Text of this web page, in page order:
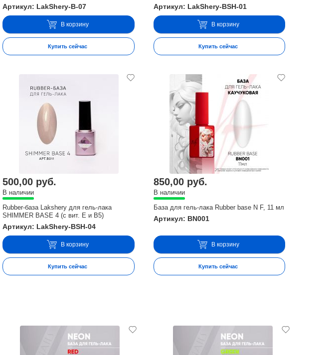
Артикул: LakShery-B-07
В корзину
Купить сейчас
Артикул: LakShery-BSH-01
В корзину
Купить сейчас
500,00 руб.
В наличии
Rubber-база Lakshery для гель-лака
SHIMMER BASE 4 (с вит. E и В5)
Артикул: LakShery-BSH-04
В корзину
Купить сейчас
850,00 руб.
В наличии
База для гель-лака Rubber base N F, 11 мл
Артикул: BN001
В корзину
Купить сейчас